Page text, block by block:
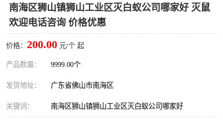
南海区狮山镇狮山工业区灭白蚁公司哪家好 灭鼠
欢迎电话咨询 价格优惠
价格： 200.00 元/个 起
产品数量： 9999.00个
发货地址： 广东省佛山市南海区
关键词： 南海区狮山镇狮山工业区灭白蚁公司哪家好